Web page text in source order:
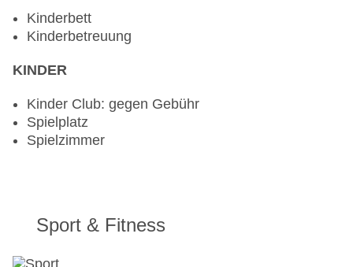
Kinderbett
Kinderbetreuung
KINDER
Kinder Club: gegen Gebühr
Spielplatz
Spielzimmer
Sport & Fitness